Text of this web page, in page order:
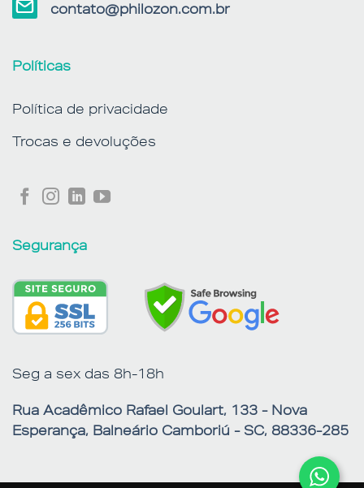
contato@philozon.com.br
Políticas
Política de privacidade
Trocas e devoluções
Segurança
Seg a sex das 8h-18h
Rua Acadêmico Rafael Goulart, 133 - Nova
Esperança, Balneário Camboriú - SC, 88336-285